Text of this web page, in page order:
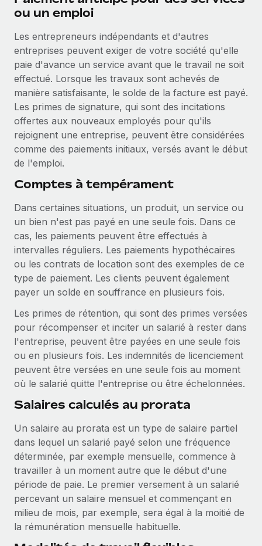
croissance mobile internationale, encourage les...
ou un emploi
Les entrepreneurs indépendants et d'autres
entreprises peuvent exiger de votre société qu'elle
paie d'avance un service avant que le travail ne soit
effectué. Lorsque les travaux sont achevés de
manière satisfaisante, le solde de la facture est payé.
Les primes de signature, qui sont des incitations
offertes aux nouveaux employés pour qu'ils
rejoignent une entreprise, peuvent être considérées
comme des paiements initiaux, versés avant le début
de l'emploi.
Comptes à tempérament
Dans certaines situations, un produit, un service ou
un bien n'est pas payé en une seule fois. Dans ce
cas, les paiements peuvent être effectués à
intervalles réguliers. Les paiements hypothécaires
ou les contrats de location sont des exemples de ce
type de paiement. Les clients peuvent également
payer un solde en souffrance en plusieurs fois.
Les primes de rétention, qui sont des primes versées
pour récompenser et inciter un salarié à rester dans
l'entreprise, peuvent être payées en une seule fois
ou en plusieurs fois. Les indemnités de licenciement
peuvent être versées en une seule fois au moment
où le salarié quitte l'entreprise ou être échelonnées.
Salaires calculés au prorata
Un salaire au prorata est un type de salaire partiel
dans lequel un salarié payé selon une fréquence
déterminée, par exemple mensuelle, commence à
travailler à un moment autre que le début d'une
période de paie. Le premier versement à un salarié
percevant un salaire mensuel et commençant en
milieu de mois, par exemple, sera égal à la moitié de
la rémunération mensuelle habituelle.